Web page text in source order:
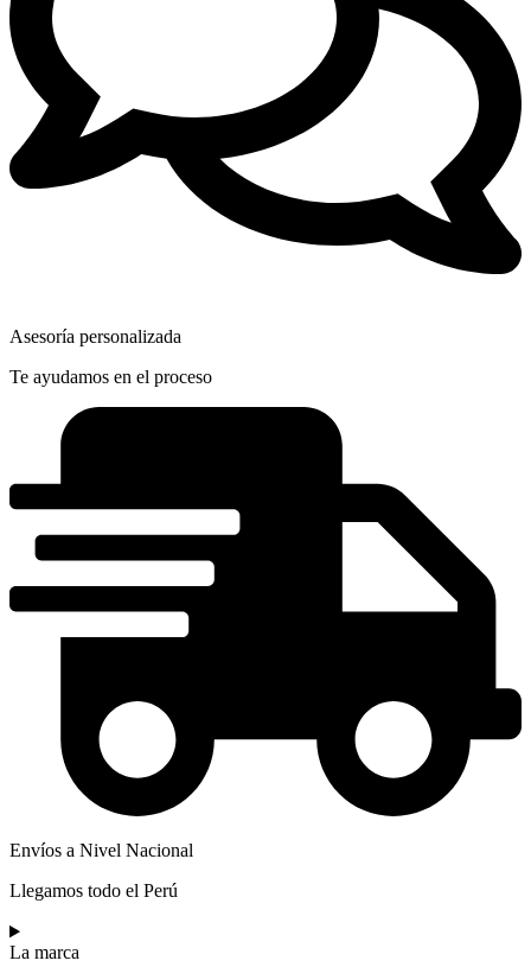
Asesoría personalizada
Te ayudamos en el proceso
Envíos a Nivel Nacional
Llegamos todo el Perú
La marca​